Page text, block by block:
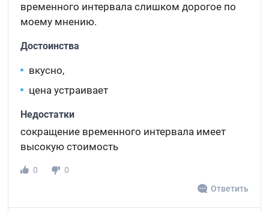
временного интервала слишком дорогое по
моему мнению.
Достоинства
вкусно,
цена устраивает
Недостатки
сокращение временного интервала имеет
высокую стоимость
0
0
Ответить